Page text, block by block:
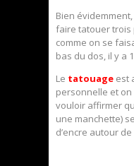
Bien
faire tatouer trois
comme on se
bas du dos, il y a
Le tatouage est
personnelle et
vouloir affirmer
une manchette)
d’encre autour